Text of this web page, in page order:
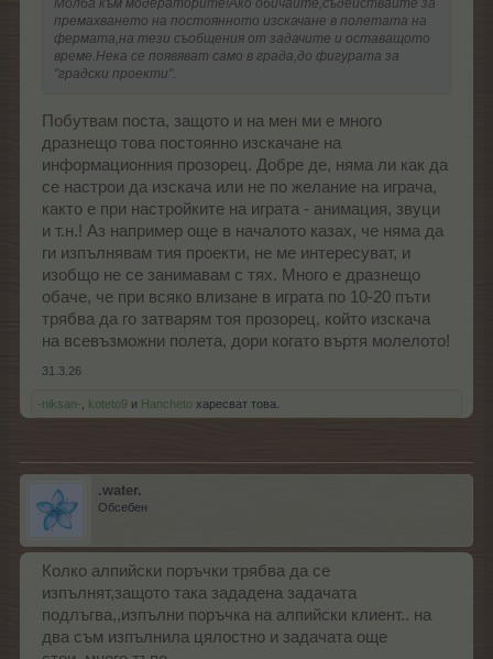
премахването на постоянното изскачане в полетата на
фермата,на тези съобщения от задачите и оставащото
време.Нека се появяват само в града,до фигурата за
"градски проекти".
Побутвам поста, защото и на мен ми е много
дразнещо това постоянно изскачане на
информационния прозорец. Добре де, няма ли как да
се настрои да изскача или не по желание на играча,
както е при настройките на играта - анимация, звуци
и т.н.! Аз например още в началото казах, че няма да
ги изпълнявам тия проекти, не ме интересуват, и
изобщо не се занимавам с тях. Много е дразнещо
обаче, че при всяко влизане в играта по 10-20 пъти
трябва да го затварям тоя прозорец, който изскача
на всевъзможни полета, дори когато въртя молелото!
31.3.26
-niksan- koteto9 и Hancheto харесват това.
.water.
Обсебен
Колко алпийски поръчки трябва да се
изпълнят,защото така зададена задачата
подлъгва,,изпълни поръчка на алпийски клиент.. на
два съм изпълнила цялостно и задачата още